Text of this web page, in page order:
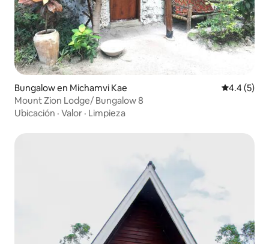
Bungalow en Michamvi Kae
4.4 (5)
Mount Zion Lodge/ Bungalow 8
Ubicación · Valor · Limpieza